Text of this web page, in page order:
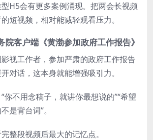
H5会有更多案例涌现。把两会长视频
短视频，相对能减轻观看压力。
院客户端《黄渤参加政府工作报告》
视工作者，参加严肃的政府工作报告
对话，这本身就能增强吸引力。
你不用念稿子，就讲你最想说的”“希望
是背台词”。
整段视频后最大的记忆点。